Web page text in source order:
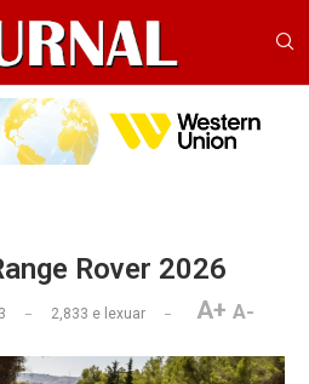
Rover 2026
2,833 e lexuar A+ A-